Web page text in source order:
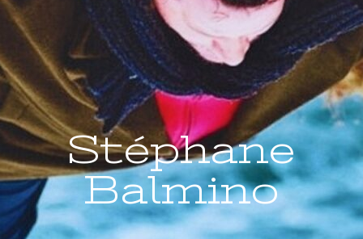
Stéphane
Balmino